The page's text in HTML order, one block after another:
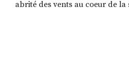
abrité des vents au coeur de la